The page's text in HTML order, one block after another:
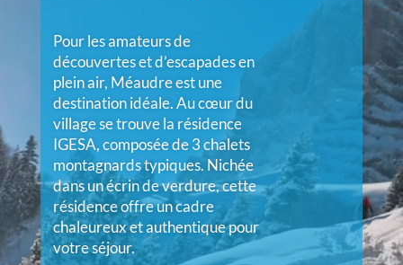
Pour les amateurs de
découvertes et d’escapades en
plein air, Méaudre est une
destination idéale. Au cœur du
village se trouve la résidence
IGESA, composée de 3 chalets
montagnards typiques. Nichée
dans un écrin de verdure, cette
résidence offre un cadre
chaleureux et authentique pour
votre séjour.